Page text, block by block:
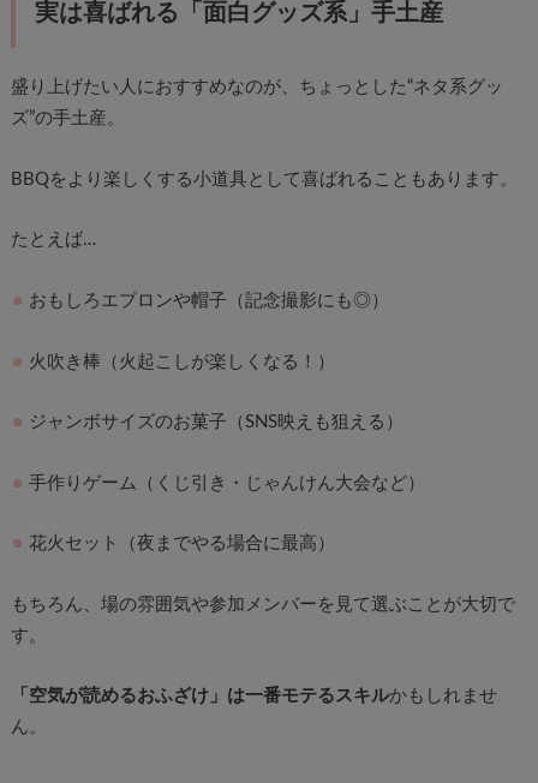
実は喜ばれる「面白グッズ系」手土産
盛り上げたい人におすすめなのが、ちょっとした“ネタ系グッ
ズ”の手土産。
BBQをより楽しくする小道具として喜ばれることもあります。
たとえば…
おもしろエプロンや帽子（記念撮影にも◎）
火吹き棒（火起こしが楽しくなる！）
ジャンボサイズのお菓子（SNS映えも狙える）
手作りゲーム（くじ引き・じゃんけん大会など）
花火セット（夜までやる場合に最高）
もちろん、場の雰囲気や参加メンバーを見て選ぶことが大切で
す。
「空気が読めるおふざけ」は一番モテるスキルかもしれませ
ん。